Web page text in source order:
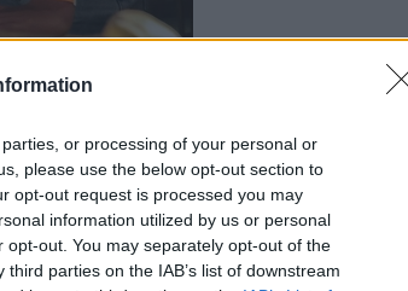
or processing of your personal or
please use the below opt-out section to
opt-out request is processed you may
information utilized by us or personal
out. You may separately opt-out of the
parties on the IAB’s list of downstream